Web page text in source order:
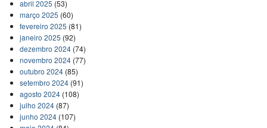
abril 2025 (53)
março 2025 (60)
fevereiro 2025 (81)
janeiro 2025 (92)
dezembro 2024(74)
novembro 2024(77)
outubro 2024(85)
setembro 2024(91)
agosto 2024(108)
julho 2024(87)
junho 2024(107)